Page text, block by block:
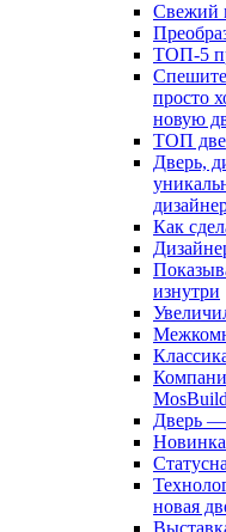
Свежий
ТОП-5
просто
новую
ТОП
Дверь,
Как
изнутри
Дверь —
новая